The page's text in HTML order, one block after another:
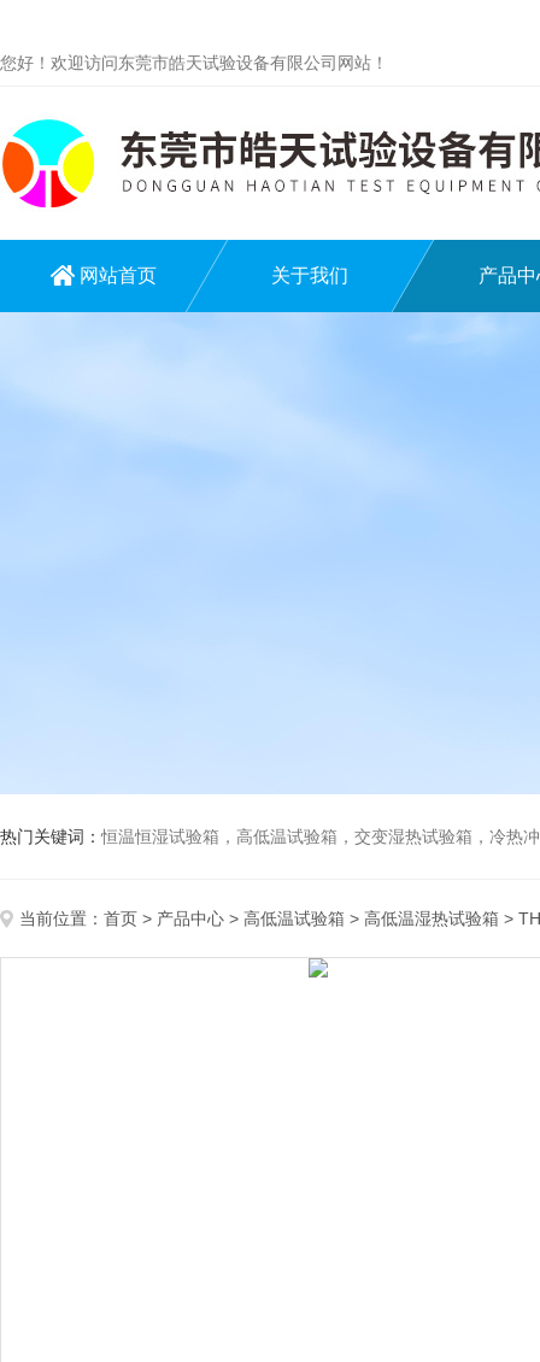
您好！欢迎访问东莞市皓天试验设备有限公司网站！
网站首页 关于我们 产品中
热门关键词：恒温恒湿试验箱，高低温试验箱，交变湿热试验箱，冷热冲击试验
当前位置： 首页 > 产品中心 > 高低温试验箱 > 高低温湿热试验箱 >